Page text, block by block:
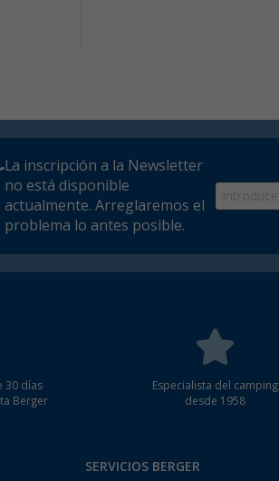
La inscripción a la Newsletter
no está disponible
actualmente. Arreglaremos el
problema lo antes posible.
30 días
Berger
Especialista del camping
desde 1958
SERVICIOS BERGER